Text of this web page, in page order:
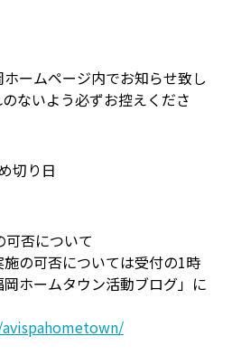
ームページ内でお知らせ致し
ないよう必ずお控えくださ
切り日
否について
の可否については受付の1時
ホームタウン活動ブログ」に